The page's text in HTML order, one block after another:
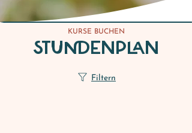
STUNDENPLAN
Filtern
KURSE BUCHEN